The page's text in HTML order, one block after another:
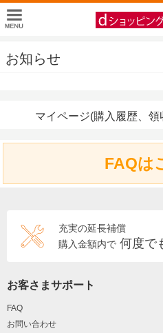
お知らせ
マイページ(購入履歴、領
FAQは
充実の延長補償
購入金額内で 何度で
お客さまサポート
FAQ
お問い合わせ